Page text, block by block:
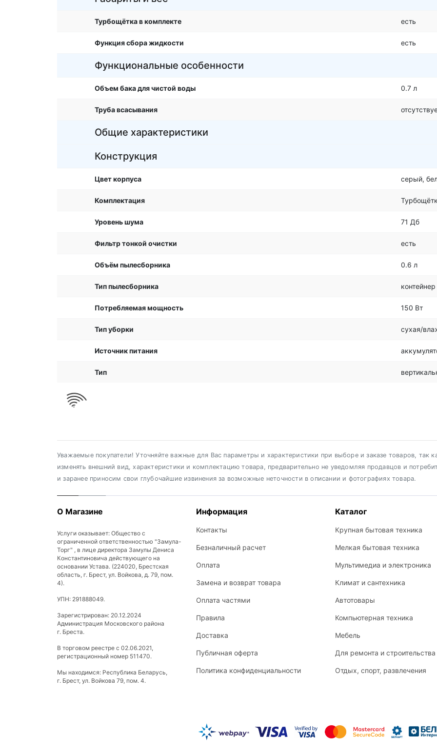
Турбощётка в комплекте есть
Функция сбора жидкости есть
Функциональные особенности
Объем бака для чистой воды 0.7 л
Труба всасывания
Общие характеристики
Конструкция
Цвет корпуса серый,
Комплектация
Уровень шума 71 Дб
Фильтр тонкой очистки есть
Объём пылесборника 0.6 л
Тип пылесборника контейнер
Потребляемая мощность 150 Вт
Тип уборки сухая/
Источник питания
Тип
Уважаемые покупатели! Уточняйте важные для Вас параметры и характеристики при выборе и заказе товаров, так
изменять внешний вид, характеристики и комплектацию товара, предварительно не уведомляя продавцов и
и заранее приносим свои глубочайшие извинения за возможные неточности в описании и фотографиях товара.
О Магазине
Услуги оказывает: Общество с
ограниченной ответственностью "Замула-
Торг" , в лице директора Замулы Дениса
Константиновича действующего на
основании Устава. (224020, Брестская
область, г. Брест, ул. Войкова, д. 79, пом.
4).
УПН: 291888049.
Зарегистрирован: 20.12.2024
Администрация Московского района
г. Бреста.
В торговом реестре с 02.06.2021,
регистрационный номер 511470.
Мы находимся: Республика Беларусь,
г. Брест, ул. Войкова 79, пом. 4.
Информация
Контакты
Безналичный расчет
Оплата
Замена и возврат товара
Оплата частями
Правила
Доставка
Публичная оферта
Политика конфиденциальности
Каталог
Крупная бытовая техника
Мелкая бытовая техника
Мультимедиа и электроника
Климат и сантехника
Автотовары
Компьютерная техника
Мебель
Для ремонта и строительства
Отдых, спорт, развлечения